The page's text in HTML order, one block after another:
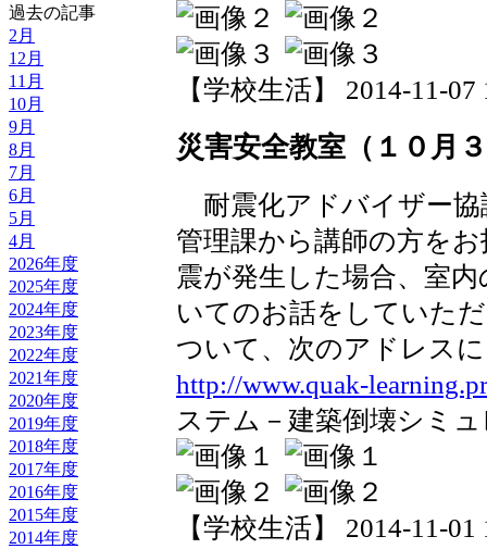
過去の記事
2月
12月
11月
10月
9月
8月
7月
6月
5月
4月
2026年度
2025年度
2024年度
2023年度
2022年度
2021年度
2020年度
2019年度
2018年度
2017年度
2016年度
2015年度
2014年度
【学校生活】 2014-11-07
災害安全教室（１０月
耐震化アドバイザー協
管理課から講師の方を
震が発生した場合、室
いてのお話をしていた
ついて、次のアドレス
http://www.quak-
ステム－建築倒壊シミ
【学校生活】 2014-11-01